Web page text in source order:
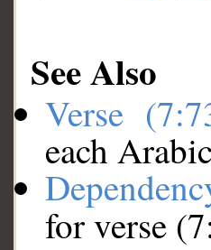
See Also
Verse
each
for verse